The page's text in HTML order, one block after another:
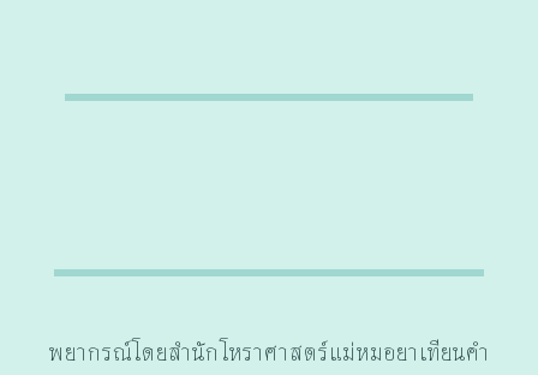
พยากรณ์โดยสำนักโหราศาสตร์แม่หมอยาเทียนคำ